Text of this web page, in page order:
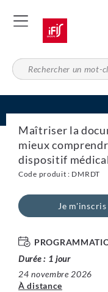
au
principal
Maîtriser la
mieux
dispositif médical
Code produit : DMRDT
Je m'inscris
Durée : 1 jour
24 novembre 2026
À distance